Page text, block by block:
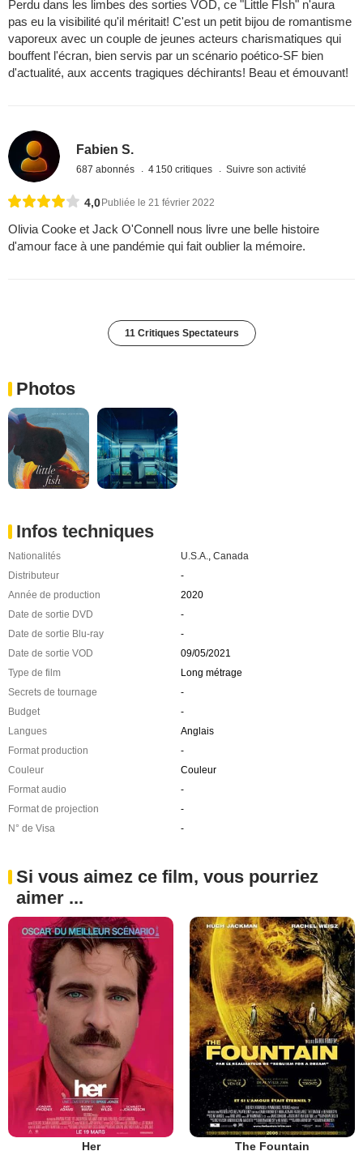
Perdu dans les limbes des sorties VOD, ce "Little FIsh" n'aura
pas eu la visibilité qu'il méritait! C'est un petit bijou de romantisme
vaporeux avec un couple de jeunes acteurs charismatiques qui
bouffent l'écran, bien servis par un scénario poético-SF bien
d'actualité, aux accents tragiques déchirants! Beau et émouvant!
Fabien S.
687 abonnés 4 150 critiques Suivre son activité
4,0 Publiée le 21 février 2022
Olivia Cooke et Jack O'Connell nous livre une belle histoire
d'amour face à une pandémie qui fait oublier la mémoire.
11 Critiques Spectateurs
Photos
Infos techniques
Nationalités U.S.A., Canada
Distributeur
-
Année de production
2020
Date de sortie DVD
-
Date de sortie Blu-ray
-
Date de sortie VOD
09/05/2021
Type de film
Long métrage
Secrets de tournage
-
Budget
-
Langues
Anglais
Format production
-
Couleur
Couleur
Format audio
-
Format de projection
-
N° de Visa
-
Si vous aimez ce film, vous pourriez
aimer ...
Her The Fountain